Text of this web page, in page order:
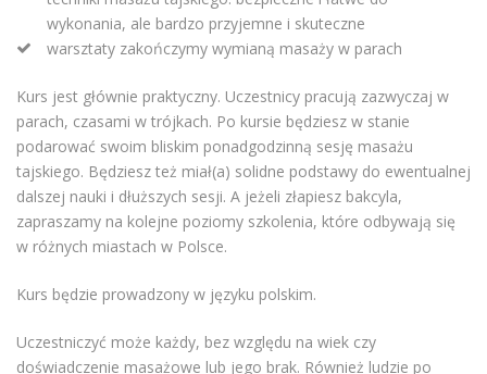
wykonania, ale bardzo przyjemne i skuteczne
warsztaty zakończymy wymianą masaży w parach
Kurs jest głównie praktyczny. Uczestnicy pracują zazwyczaj w
parach, czasami w trójkach. Po kursie będziesz w stanie
podarować swoim bliskim ponadgodzinną sesję masażu
tajskiego. Będziesz też miał(a) solidne podstawy do ewentualnej
dalszej nauki i dłuższych sesji. A jeżeli złapiesz bakcyla,
zapraszamy na kolejne poziomy szkolenia, które odbywają się
w różnych miastach w Polsce.
Kurs będzie prowadzony w języku polskim.
Uczestniczyć może każdy, bez względu na wiek czy
doświadczenie masażowe lub jego brak. Również ludzie po